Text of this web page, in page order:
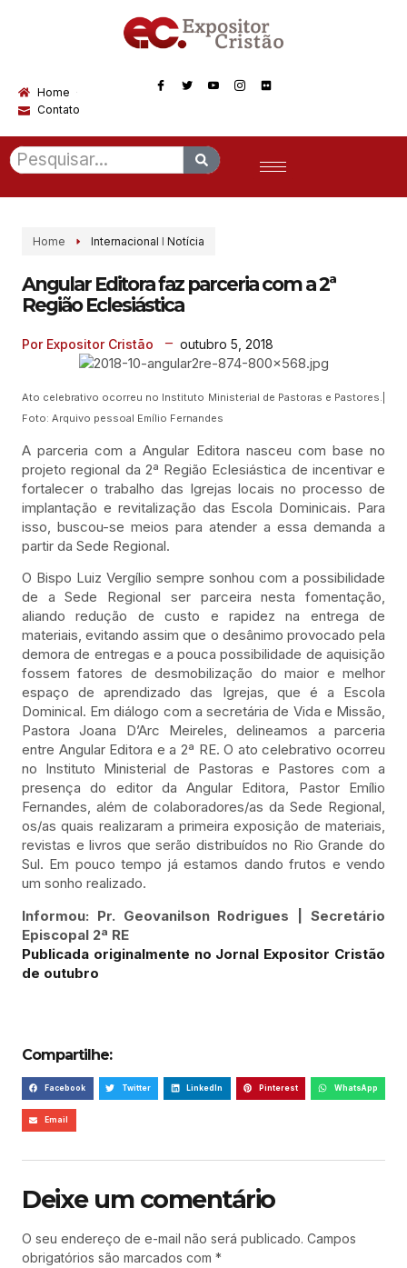
Home
Contato
Home Internacional I Notícia
Angular Editora faz parceria com a 2ª
Região Eclesiástica
Por Expositor Cristão outubro 5, 2018
Ato celebrativo ocorreu no Instituto Ministerial de Pastoras e Pastores.|
Foto: Arquivo pessoal Emílio Fernandes
A parceria com a Angular Editora nasceu com base no
projeto regional da 2ª Região Eclesiástica de incentivar e
fortalecer o trabalho das Igrejas locais no processo de
implantação e revitalização das Escola Dominicais. Para
isso, buscou-se meios para atender a essa demanda a
partir da Sede Regional.
O Bispo Luiz Vergílio sempre sonhou com a possibilidade
de a Sede Regional ser parceira nesta fomentação,
aliando redução de custo e rapidez na entrega de
materiais, evitando assim que o desânimo provocado pela
demora de entregas e a pouca possibilidade de aquisição
fossem fatores de desmobilização do maior e melhor
espaço de aprendizado das Igrejas, que é a Escola
Dominical. Em diálogo com a secretária de Vida e Missão,
Pastora Joana D’Arc Meireles, delineamos a parceria
entre Angular Editora e a 2ª RE. O ato celebrativo ocorreu
no Instituto Ministerial de Pastoras e Pastores com a
presença do editor da Angular Editora, Pastor Emílio
Fernandes, além de colaboradores/as da Sede Regional,
os/as quais realizaram a primeira exposição de materiais,
revistas e livros que serão distribuídos no Rio Grande do
Sul. Em pouco tempo já estamos dando frutos e vendo
um sonho realizado.
Informou: Pr. Geovanilson Rodrigues | Secretário
Episcopal 2ª RE
Publicada originalmente no Jornal Expositor Cristão
de outubro
Compartilhe:
Facebook Twitter LinkedIn Pinterest WhatsApp
Email
Deixe um comentário
O seu endereço de e-mail não será publicado. Campos
obrigatórios são marcados com *